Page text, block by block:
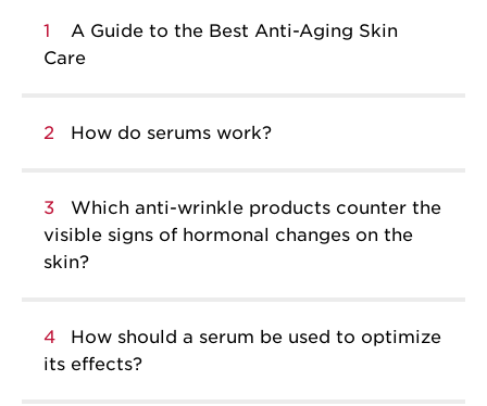
1
A Guide to the Best Anti-Aging Skin
Care
2 How do serums work?
3
Which anti-wrinkle products counter the
visible signs of hormonal changes on the
skin?
4
How should a serum be used to optimize
its effects?